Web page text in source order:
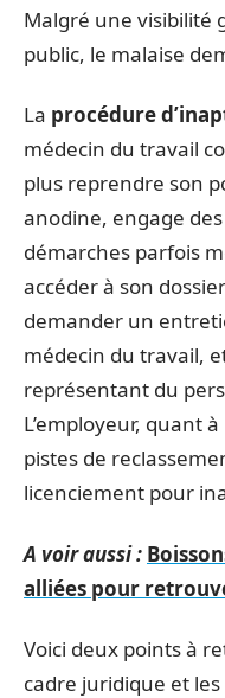
Malgré une visibilité
public, le malaise
La procédure
médecin du travail
plus reprendre son
anodine, engage
démarches parfois
accéder à son
demander un
médecin du travail,
représentant du
L’employeur, quant
pistes de
licenciement pour
A voir aussi :
alliées pour
Voici deux points à
cadre juridique et